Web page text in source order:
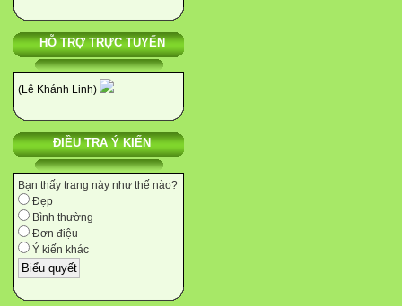
HỖ TRỢ TRỰC TUYẾN
(Lê Khánh Linh)
ĐIỀU TRA Ý KIẾN
Bạn thấy trang này như thế nào?
Đẹp
Bình thường
Đơn điệu
Ý kiến khác